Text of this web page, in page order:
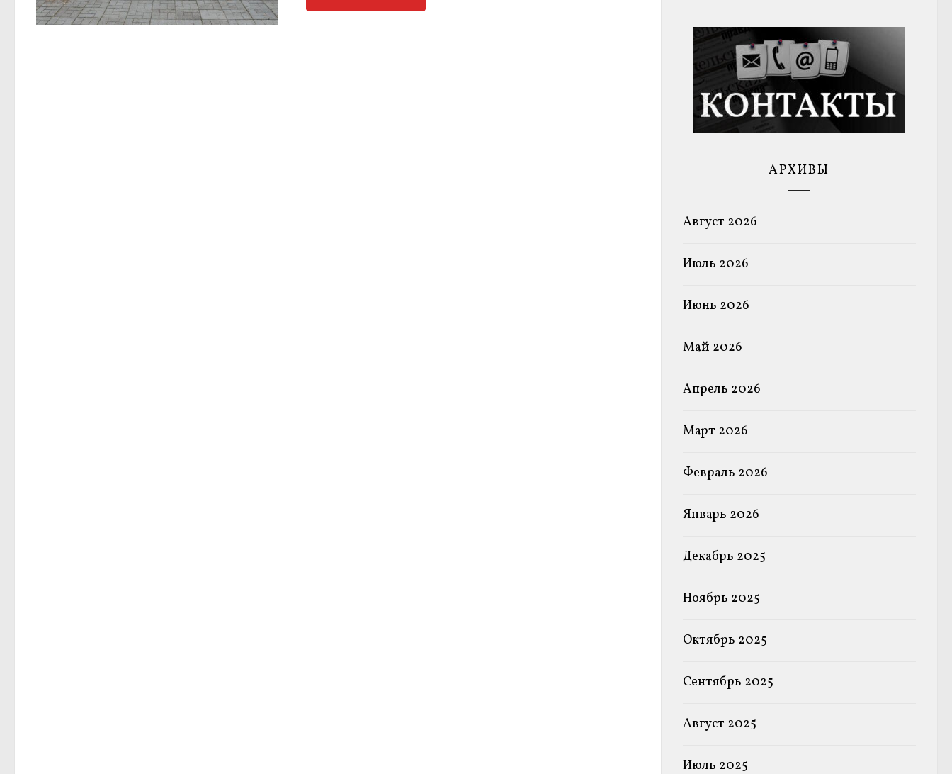
АРХИВЫ
Август 2026
Июль 2026
Июнь 2026
Май 2026
Апрель 2026
Март 2026
Февраль 2026
Январь 2026
Декабрь 2025
Ноябрь 2025
Октябрь 2025
Сентябрь 2025
Август 2025
Июль 2025